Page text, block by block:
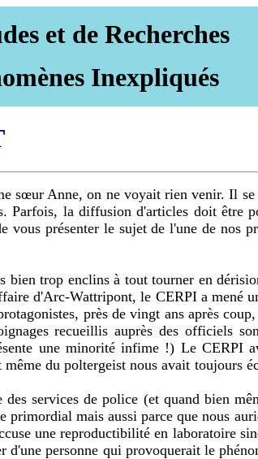
et de Recherches
Inexpliqués
sœur Anne, on ne voyait rien venir. Il
Parfois, la diffusion d'articles doit être
présenter le sujet de l'une de nos
bien trop enclins à tout tourner en
d'Arc-Wattripont, le CERPI a mené
près de vingt ans après
recueillis auprès des officiels
une minorité infime !) Le CERPI
du poltergeist nous avait toujours
services de police (et quand bien
mais aussi parce que nous
une reproductibilité en laboratoire
personne qui provoquerait le